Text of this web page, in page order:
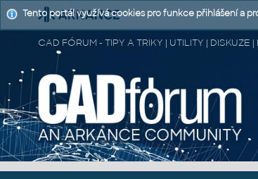
CAD FÓRUM - TIPY A TRIKY | UTILITY |
Tento portál využívá cookies pro funkce přihlášení a